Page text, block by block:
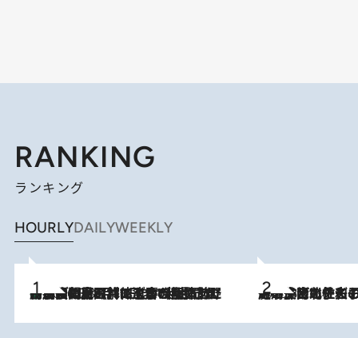
RANKING
ランキング
HOURLYDAILYWEEKLY
2026.8.8
「最後に見られてよかった」上野動物園の東園パンダ舎が解体前に特別公開。8月16日まで延長されたパネル展と共に辿る“半世紀”のパンダ飼育《解体工事の図面あり》 2026.8.3
《「文士の子ども被害者の会」発足！》阿川佐和子（72）が語る遠藤周作に北杜夫、劇作家・矢代静一の子どもたちの“文豪プライベート事件簿”